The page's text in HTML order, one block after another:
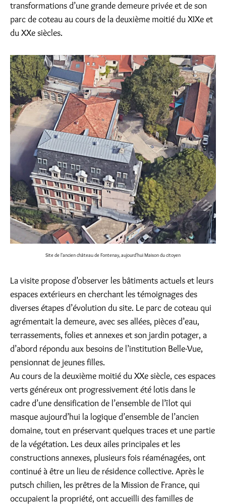
transformations d’une grande demeure privée et de son
parc de coteau au cours de la deuxième moitié du XIXe et
du XXe siècles.
Site de l'ancien château de Fontenay, aujourd'hui Maison du citoyen
La visite propose d’observer les bâtiments actuels et leurs
espaces extérieurs en cherchant les témoignages des
diverses étapes d’évolution du site. Le parc de coteau qui
agrémentait la demeure, avec ses allées, pièces d’eau,
terrassements, folies et annexes et son jardin potager, a
d’abord répondu aux besoins de l’institution Belle-Vue,
pensionnat de jeunes filles.
Au cours de la deuxième moitié du XXe siècle, ces espaces
verts généreux ont progressivement été lotis dans le
cadre d’une densification de l’ensemble de l’îlot qui
masque aujourd’hui la logique d’ensemble de l’ancien
domaine, tout en préservant quelques traces et une partie
de la végétation. Les deux ailes principales et les
constructions annexes, plusieurs fois réaménagées, ont
continué à être un lieu de résidence collective. Après le
putsch chilien, les prêtres de la Mission de France, qui
occupaient la propriété, ont accueilli des familles de